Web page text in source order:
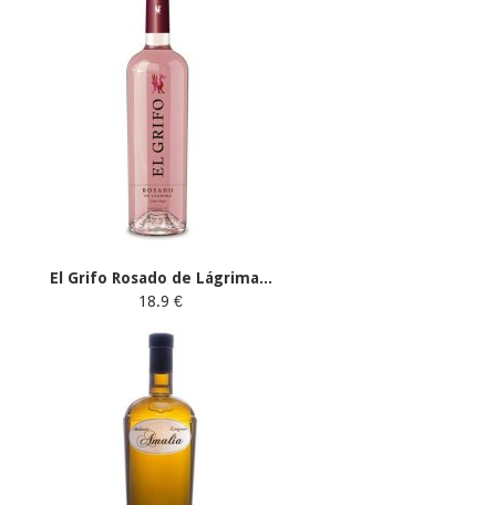
El Grifo Rosado de Lágrima...
18.9 €